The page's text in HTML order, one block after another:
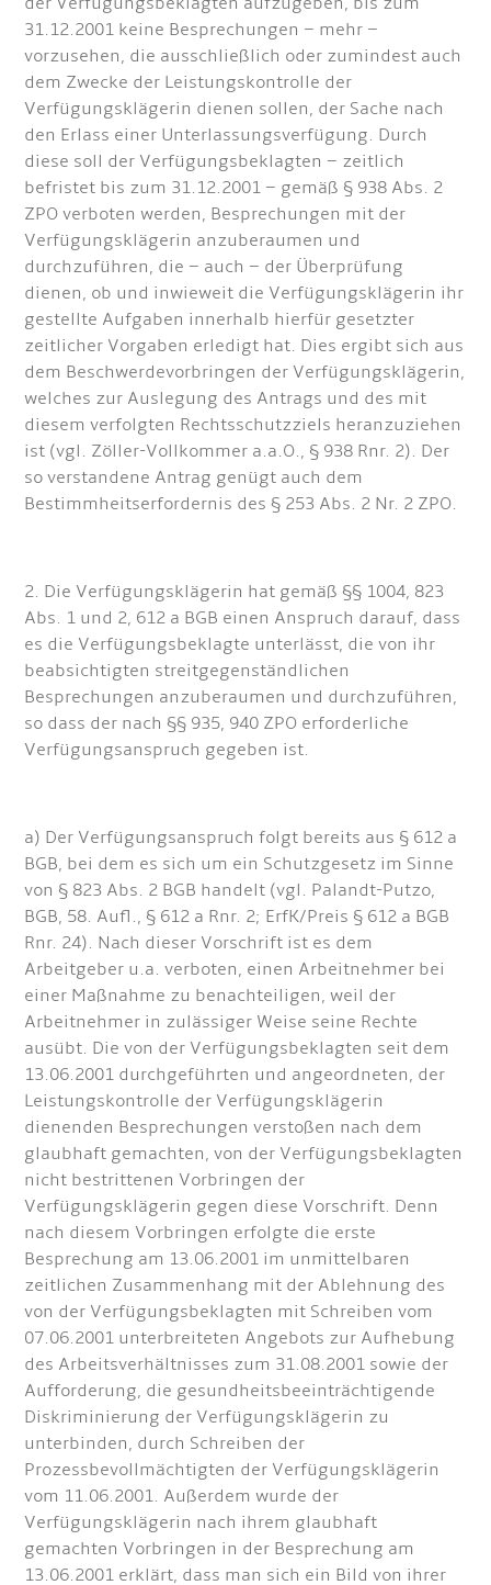
31.12.2001 keine Besprechungen – mehr –
vorzusehen, die ausschließlich oder zumindest auch
dem Zwecke der Leistungskontrolle der
Verfügungsklägerin dienen sollen, der Sache nach
den Erlass einer Unterlassungsverfügung. Durch
diese soll der Verfügungsbeklagten – zeitlich
befristet bis zum 31.12.2001 – gemäß § 938 Abs. 2
ZPO verboten werden, Besprechungen mit der
Verfügungsklägerin anzuberaumen und
durchzuführen, die – auch – der Überprüfung
dienen, ob und inwieweit die Verfügungsklägerin ihr
gestellte Aufgaben innerhalb hierfür gesetzter
zeitlicher Vorgaben erledigt hat. Dies ergibt sich aus
dem Beschwerdevorbringen der Verfügungsklägerin,
welches zur Auslegung des Antrags und des mit
diesem verfolgten Rechtsschutzziels heranzuziehen
ist (vgl. Zöller-Vollkommer a.a.O., § 938 Rnr. 2). Der
so verstandene Antrag genügt auch dem
Bestimmheitserfordernis des § 253 Abs. 2 Nr. 2 ZPO.
2. Die Verfügungsklägerin hat gemäß §§ 1004, 823
Abs. 1 und 2, 612 a BGB einen Anspruch darauf, dass
es die Verfügungsbeklagte unterlässt, die von ihr
beabsichtigten streitgegenständlichen
Besprechungen anzuberaumen und durchzuführen,
so dass der nach §§ 935, 940 ZPO erforderliche
Verfügungsanspruch gegeben ist.
a) Der Verfügungsanspruch folgt bereits aus § 612 a
BGB, bei dem es sich um ein Schutzgesetz im Sinne
von § 823 Abs. 2 BGB handelt (vgl. Palandt-Putzo,
BGB, 58. Aufl., § 612 a Rnr. 2; ErfK/Preis § 612 a BGB
Rnr. 24). Nach dieser Vorschrift ist es dem
Arbeitgeber u.a. verboten, einen Arbeitnehmer bei
einer Maßnahme zu benachteiligen, weil der
Arbeitnehmer in zulässiger Weise seine Rechte
ausübt. Die von der Verfügungsbeklagten seit dem
13.06.2001 durchgeführten und angeordneten, der
Leistungskontrolle der Verfügungsklägerin
dienenden Besprechungen verstoßen nach dem
glaubhaft gemachten, von der Verfügungsbeklagten
nicht bestrittenen Vorbringen der
Verfügungsklägerin gegen diese Vorschrift. Denn
nach diesem Vorbringen erfolgte die erste
Besprechung am 13.06.2001 im unmittelbaren
zeitlichen Zusammenhang mit der Ablehnung des
von der Verfügungsbeklagten mit Schreiben vom
07.06.2001 unterbreiteten Angebots zur Aufhebung
des Arbeitsverhältnisses zum 31.08.2001 sowie der
Aufforderung, die gesundheitsbeeinträchtigende
Diskriminierung der Verfügungsklägerin zu
unterbinden, durch Schreiben der
Prozessbevollmächtigten der Verfügungsklägerin
vom 11.06.2001. Außerdem wurde der
Verfügungsklägerin nach ihrem glaubhaft
gemachten Vorbringen in der Besprechung am
13.06.2001 erklärt, dass man sich ein Bild von ihrer